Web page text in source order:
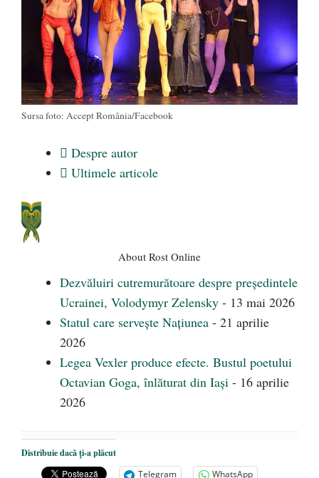
Sursa foto: Accept România/Facebook
Despre autor
Ultimele articole
About Rost Online
Dezvăluiri cutremurătoare despre președintele
Ucrainei, Volodymyr Zelensky - 13 mai 2026
Statul care servește Națiunea - 21 aprilie
2026
Legea Vexler produce efecte. Bustul poetului
Octavian Goga, înlăturat din Iași - 16 aprilie
2026
Distribuie dacă ți-a plăcut
Telegram
WhatsApp